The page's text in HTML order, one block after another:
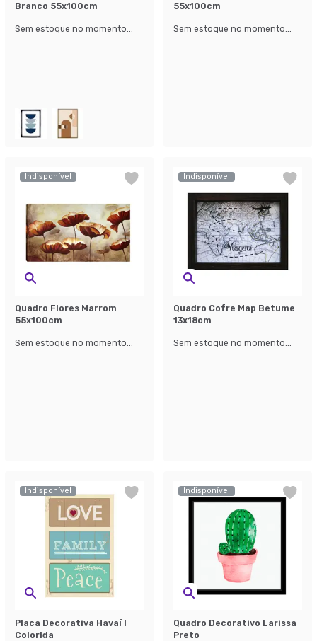
Branco 55x100cm
Sem estoque no momento...
55x100cm
Sem estoque no momento...
Indisponível
Quadro Flores Marrom
55x100cm
Sem estoque no momento...
Indisponível
Quadro Cofre Map Betume
13x18cm
Sem estoque no momento...
Indisponível
Placa Decorativa Havaí I
Colorida
Indisponível
Quadro Decorativo Larissa
Preto